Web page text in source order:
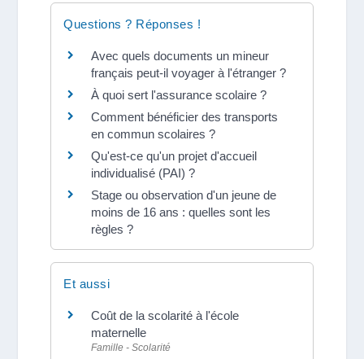
Questions ? Réponses !
Avec quels documents un mineur
français peut-il voyager à l'étranger ?
À quoi sert l'assurance scolaire ?
Comment bénéficier des transports
en commun scolaires ?
Qu'est-ce qu'un projet d'accueil
individualisé (PAI) ?
Stage ou observation d'un jeune de
moins de 16 ans : quelles sont les
règles ?
Et aussi
Coût de la scolarité à l'école
maternelle
Famille - Scolarité